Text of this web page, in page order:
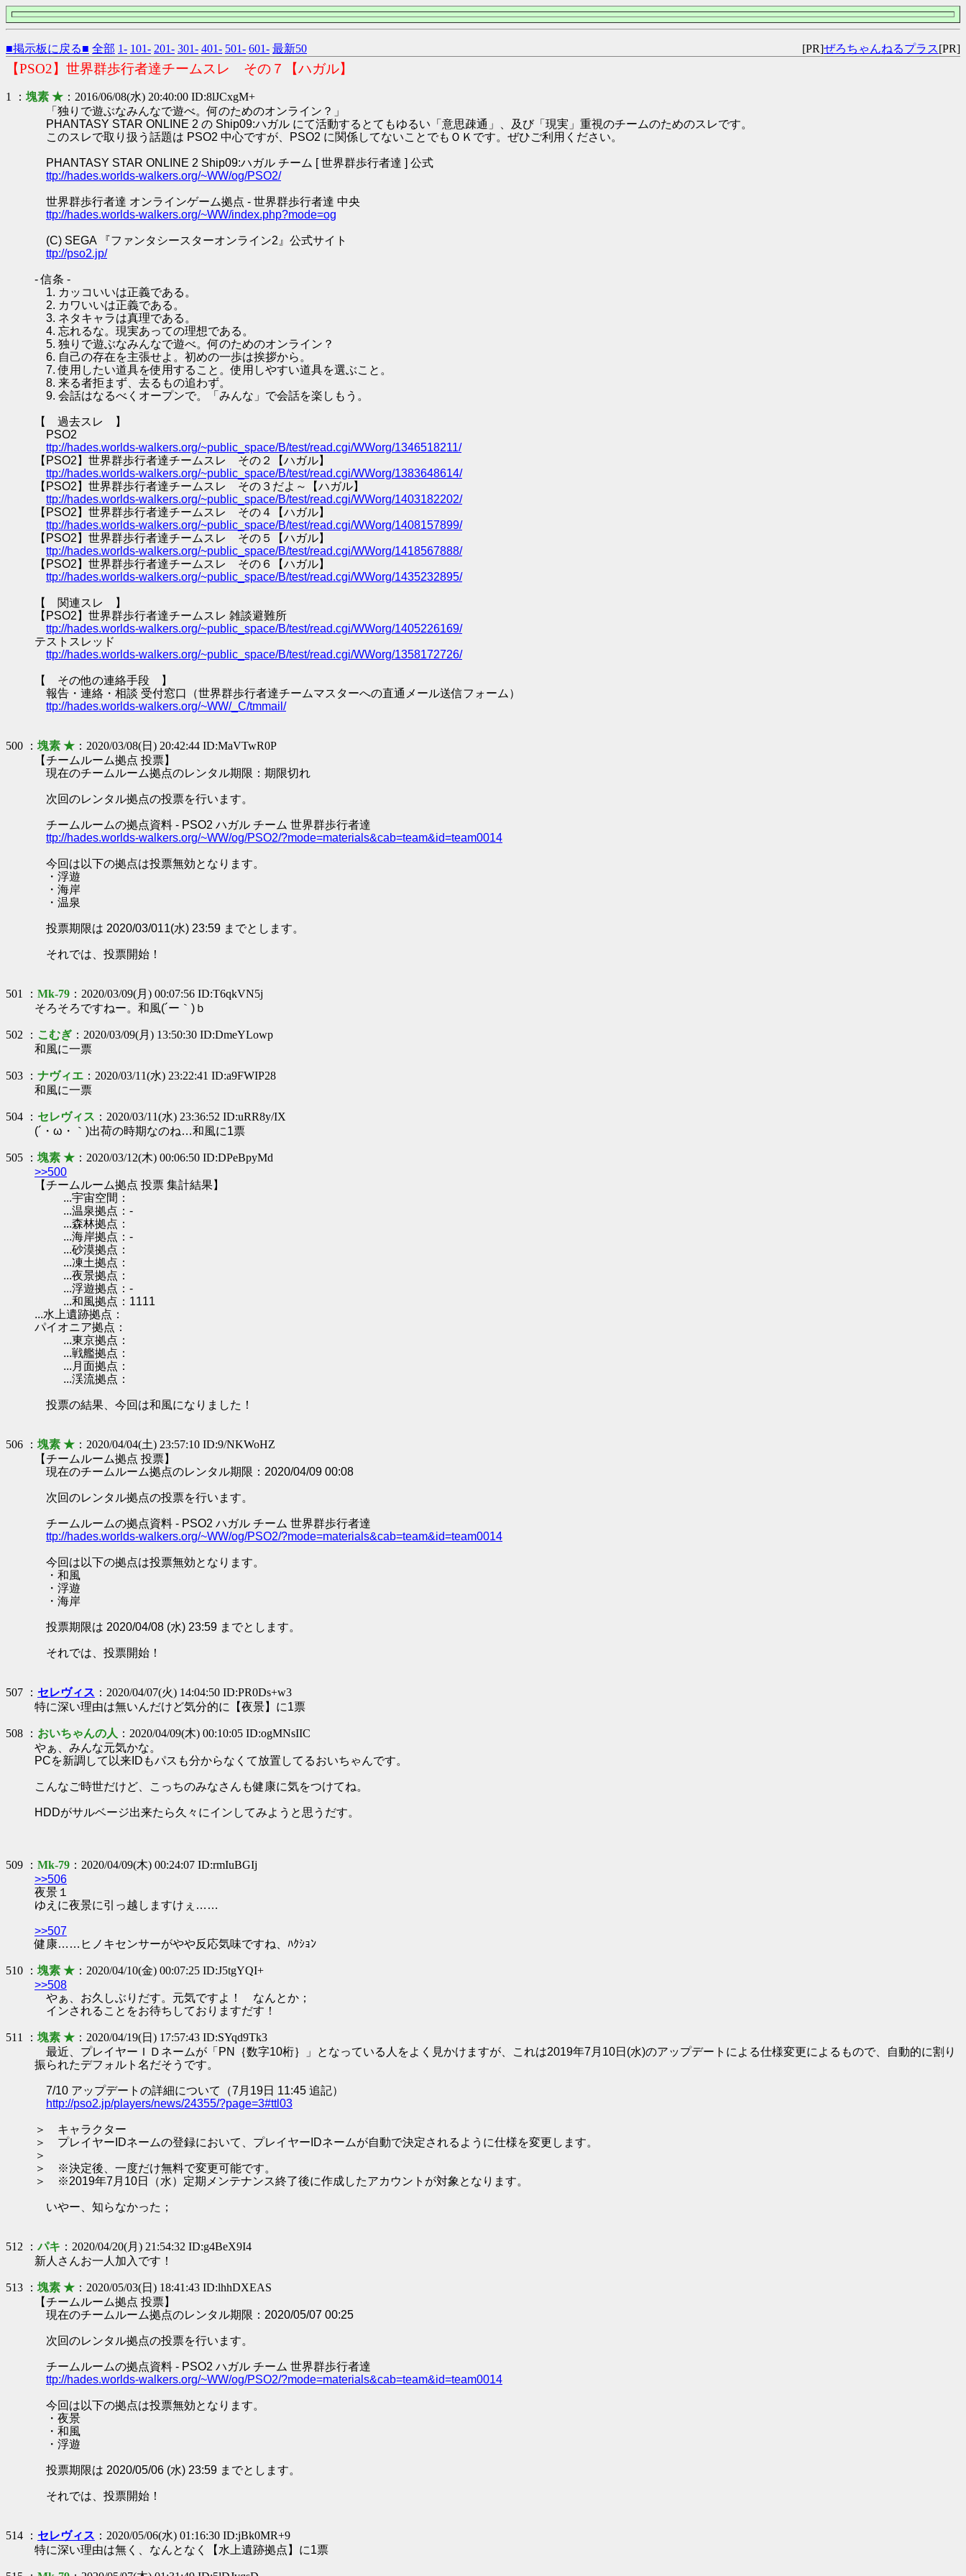
■掲示板に戻る■ 全部 1- 101- 201- 301- 401- 501- 601- 最新50 [PR]ぜろちゃんねるプラス[PR]
【PSO2】世界群歩行者達チームスレ その７【ハガル】
1 ： 塊素 ★ ：2016/06/08(水) 20:40:00 ID:8lJCxgM+
「独りで遊ぶなみんなで遊べ。何のためのオンライン？」
PHANTASY STAR ONLINE 2 の Ship09:ハガル にて活動するとてもゆるい「意思疎通」、及び「現実」重視のチームのためのスレです。
このスレで取り扱う話題は PSO2 中心ですが、PSO2 に関係してないことでもＯＫです。ぜひご利用ください。
PHANTASY STAR ONLINE 2 Ship09:ハガル チーム [ 世界群歩行者達 ] 公式
ttp://hades.worlds-walkers.org/~WW/og/PSO2/
世界群歩行者達 オンラインゲーム拠点 - 世界群歩行者達 中央
ttp://hades.worlds-walkers.org/~WW/index.php?mode=og
(C) SEGA 『ファンタシースターオンライン2』公式サイト
ttp://pso2.jp/
- 信条 -
1. カッコいいは正義である。
2. カワいいは正義である。
3. ネタキャラは真理である。
4. 忘れるな。現実あっての理想である。
5. 独りで遊ぶなみんなで遊べ。何のためのオンライン？
6. 自己の存在を主張せよ。初めの一歩は挨拶から。
7. 使用したい道具を使用すること。使用しやすい道具を選ぶこと。
8. 来る者拒まず、去るもの追わず。
9. 会話はなるべくオープンで。「みんな」で会話を楽しもう。
【 過去スレ 】
PSO2
ttp://hades.worlds-walkers.org/~public_space/B/test/read.cgi/WWorg/1346518211/
【PSO2】世界群歩行者達チームスレ その２【ハガル】
ttp://hades.worlds-walkers.org/~public_space/B/test/read.cgi/WWorg/1383648614/
【PSO2】世界群歩行者達チームスレ その３だよ～【ハガル】
ttp://hades.worlds-walkers.org/~public_space/B/test/read.cgi/WWorg/1403182202/
【PSO2】世界群歩行者達チームスレ その４【ハガル】
ttp://hades.worlds-walkers.org/~public_space/B/test/read.cgi/WWorg/1408157899/
【PSO2】世界群歩行者達チームスレ その５【ハガル】
ttp://hades.worlds-walkers.org/~public_space/B/test/read.cgi/WWorg/1418567888/
【PSO2】世界群歩行者達チームスレ その６【ハガル】
ttp://hades.worlds-walkers.org/~public_space/B/test/read.cgi/WWorg/1435232895/
【 関連スレ 】
【PSO2】世界群歩行者達チームスレ 雑談避難所
ttp://hades.worlds-walkers.org/~public_space/B/test/read.cgi/WWorg/1405226169/
テストスレッド
ttp://hades.worlds-walkers.org/~public_space/B/test/read.cgi/WWorg/1358172726/
【 その他の連絡手段 】
報告・連絡・相談 受付窓口（世界群歩行者達チームマスターへの直通メール送信フォーム）
ttp://hades.worlds-walkers.org/~WW/_C/tmmail/
500 ： 塊素 ★ ：2020/03/08(日) 20:42:44 ID:MaVTwR0P
【チームルーム拠点 投票】
現在のチームルーム拠点のレンタル期限：期限切れ
次回のレンタル拠点の投票を行います。
チームルームの拠点資料 - PSO2 ハガル チーム 世界群歩行者達
ttp://hades.worlds-walkers.org/~WW/og/PSO2/?mode=materials&cab=team&id=team0014
今回は以下の拠点は投票無効となります。
・浮遊
・海岸
・温泉
投票期限は 2020/03/011(水) 23:59 までとします。
それでは、投票開始！
501 ： Mk-79 ：2020/03/09(月) 00:07:56 ID:T6qkVN5j
そろそろですねー。和風(´ー｀)ｂ
502 ： こむぎ ：2020/03/09(月) 13:50:30 ID:DmeYLowp
和風に一票
503 ： ナヴィエ ：2020/03/11(水) 23:22:41 ID:a9FWIP28
和風に一票
504 ： セレヴィス ：2020/03/11(水) 23:36:52 ID:uRR8y/IX
(´・ω・｀)出荷の時期なのね…和風に1票
505 ： 塊素 ★ ：2020/03/12(木) 00:06:50 ID:DPeBpyMd
>>500
【チームルーム拠点 投票 集計結果】
...宇宙空間：
...温泉拠点：-
...森林拠点：
...海岸拠点：-
...砂漠拠点：
...凍土拠点：
...夜景拠点：
...浮遊拠点：-
...和風拠点：1111
...水上遺跡拠点：
パイオニア拠点：
...東京拠点：
...戦艦拠点：
...月面拠点：
...渓流拠点：
投票の結果、今回は和風になりました！
506 ： 塊素 ★ ：2020/04/04(土) 23:57:10 ID:9/NKWoHZ
【チームルーム拠点 投票】
現在のチームルーム拠点のレンタル期限：2020/04/09 00:08
次回のレンタル拠点の投票を行います。
チームルームの拠点資料 - PSO2 ハガル チーム 世界群歩行者達
ttp://hades.worlds-walkers.org/~WW/og/PSO2/?mode=materials&cab=team&id=team0014
今回は以下の拠点は投票無効となります。
・和風
・浮遊
・海岸
投票期限は 2020/04/08 (水) 23:59 までとします。
それでは、投票開始！
507 ： セレヴィス ：2020/04/07(火) 14:04:50 ID:PR0Ds+w3
特に深い理由は無いんだけど気分的に【夜景】に1票
508 ： おいちゃんの人 ：2020/04/09(木) 00:10:05 ID:ogMNsIIC
やぁ、みんな元気かな。
PCを新調して以来IDもパスも分からなくて放置してるおいちゃんです。
こんなご時世だけど、こっちのみなさんも健康に気をつけてね。
HDDがサルベージ出来たら久々にインしてみようと思うだす。
509 ： Mk-79 ：2020/04/09(木) 00:24:07 ID:rmIuBGIj
>>506
夜景１
ゆえに夜景に引っ越しますけぇ……
>>507
健康……ヒノキセンサーがやや反応気味ですね、ﾊｸｼｮﾝ
510 ： 塊素 ★ ：2020/04/10(金) 00:07:25 ID:J5tgYQI+
>>508
やぁ、お久しぶりだす。元気ですよ！ なんとか；
インされることをお待ちしておりますだす！
511 ： 塊素 ★ ：2020/04/19(日) 17:57:43 ID:SYqd9Tk3
最近、プレイヤーＩＤネームが「PN｛数字10桁｝」となっている人をよく見かけますが、これは2019年7月10日(水)のアップデートによる仕様変更によるもので、自動的に割り
振られたデフォルト名だそうです。
7/10 アップデートの詳細について（7月19日 11:45 追記）
http://pso2.jp/players/news/24355/?page=3#ttl03
＞ キャラクター
＞ プレイヤーIDネームの登録において、プレイヤーIDネームが自動で決定されるように仕様を変更します。
＞
＞ ※決定後、一度だけ無料で変更可能です。
＞ ※2019年7月10日（水）定期メンテナンス終了後に作成したアカウントが対象となります。
いやー、知らなかった；
512 ：パキ ：2020/04/20(月) 21:54:32 ID:g4BeX9I4
新人さんお一人加入です！
513 ： 塊素 ★ ：2020/05/03(日) 18:41:43 ID:lhhDXEAS
【チームルーム拠点 投票】
現在のチームルーム拠点のレンタル期限：2020/05/07 00:25
次回のレンタル拠点の投票を行います。
チームルームの拠点資料 - PSO2 ハガル チーム 世界群歩行者達
ttp://hades.worlds-walkers.org/~WW/og/PSO2/?mode=materials&cab=team&id=team0014
今回は以下の拠点は投票無効となります。
・夜景
・和風
・浮遊
投票期限は 2020/05/06 (水) 23:59 までとします。
それでは、投票開始！
514 ： セレヴィス ：2020/05/06(水) 01:16:30 ID:jBk0MR+9
特に深い理由は無く、なんとなく【水上遺跡拠点】に1票